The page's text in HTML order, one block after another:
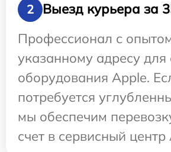
2
Выезд курьера за
Профессионал с
указанному адресу для
оборудования Apple.
потребуется
мы обеспечим
счет в сервисный центр